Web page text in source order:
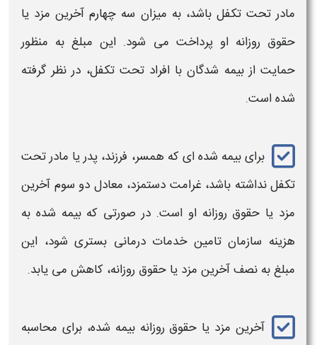
مادر تحت تکفل باشد، به میزان سه‌ چهارم آخرین مزد یا
حقوق روزانه او پرداخت می‌ شود. این مبلغ به‌ منظور
حمایت از بیمه‌ شدگان با افراد تحت تکفل، در نظر گرفته
شده است.
برای بیمه شده ای که همسر، فرزند، پدر یا مادر تحت
تکفل نداشته باشد، غرامت دستمزد، معادل دو‌ سوم آخرین
مزد یا حقوق روزانه او است. در صورتی که بیمه‌ شده به
هزینه سازمان تامین خدمات درمانی بستری شود، این
مبلغ به نصف آخرین مزد یا حقوق روزانه، کاهش می‌ یابد.
آخرین مزد یا حقوق روزانه بیمه شده، برای محاسبه